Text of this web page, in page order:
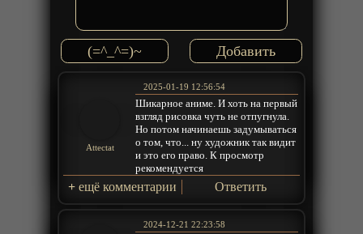
(=^_^=)~
Attectat
2025-01-19 12:56:54
Шикарное аниме. И хоть на первый
взгляд рисовка чуть не отпугнула.
Но потом начинаешь задумываться
о том, что... ну художник так видит
и это его право. К просмотр
рекомендуется
+ ещё комментарии Ответить
2024-12-21 22:23:58